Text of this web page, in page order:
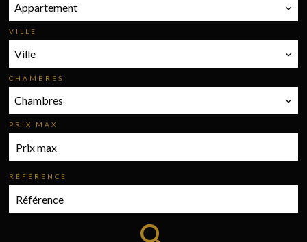
Appartement
VILLE
Ville
CHAMBRES
Chambres
PRIX MAX
RÉFÉRENCE